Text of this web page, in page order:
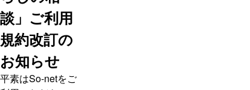
談」ご利用
規約改訂の
お知らせ
平素はSo-netをご